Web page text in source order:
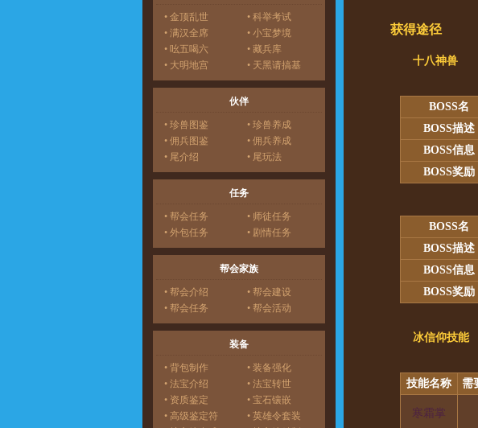
• 金顶乱世
• 科举考试
• 满汉全席
• 小宝梦境
• 吆五喝六
• 藏兵库
• 大明地宫
• 天黑请搞基
伙伴
• 珍兽图鉴
• 珍兽养成
• 佣兵图鉴
• 佣兵养成
• 尾介绍
• 尾玩法
任务
• 帮会任务
• 师徒任务
• 外包任务
• 剧情任务
帮会家族
• 帮会介绍
• 帮会建设
• 帮会任务
• 帮会活动
装备
• 背包制作
• 装备强化
• 法宝介绍
• 法宝转世
• 资质鉴定
• 宝石镶嵌
• 高级鉴定符
• 英雄令套装
获得途径
十八神兽
BOSS名
BOSS描述
BOSS信息
BOSS奖励
BOSS名
BOSS描述
BOSS信息
BOSS奖励
冰信仰技能
技能名称 需
寒霜掌